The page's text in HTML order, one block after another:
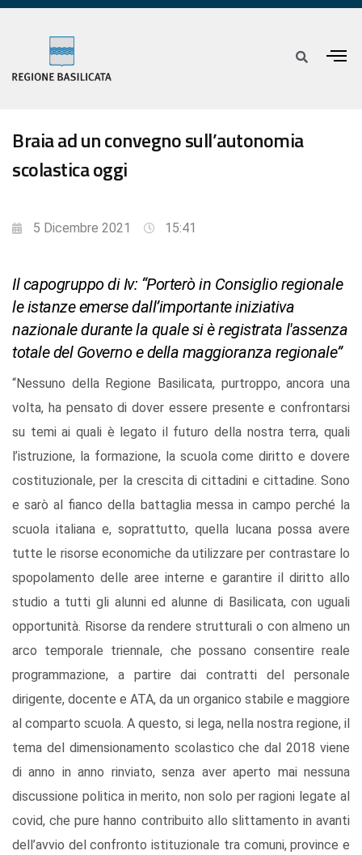
Braia ad un convegno sull’autonomia
scolastica oggi
5 Dicembre 2021 15:41
Il capogruppo di Iv: “Porterò in Consiglio regionale
le istanze emerse dall’importante iniziativa
nazionale durante la quale si è registrata l'assenza
totale del Governo e della maggioranza regionale”
“Nessuno della Regione Basilicata, purtroppo, ancora una
volta, ha pensato di dover essere presente e confrontarsi
su temi ai quali è legato il futuro della nostra terra, quali
l’istruzione, la formazione, la scuola come diritto e dovere
costituzionale, per la crescita di cittadini e cittadine. Sono
e sarò al fianco della battaglia messa in campo perché la
scuola italiana e, soprattutto, quella lucana possa avere
tutte le risorse economiche da utilizzare per contrastare lo
spopolamento delle aree interne e garantire il diritto allo
studio a tutti gli alunni ed alunne di Basilicata, con uguali
opportunità. Risorse da rendere strutturali o con almeno un
arco temporale triennale, che possano consentire reale
programmazione, a partire dai contratti del personale
dirigente, docente e ATA, da un organico stabile e maggiore
al comparto scuola. A questo, si lega, nella nostra regione, il
tema del dimensionamento scolastico che dal 2018 viene
di anno in anno rinviato, senza aver aperto mai nessuna
discussione politica in merito, non solo per ragioni legate al
covid, che pure hanno contribuito allo slittamento in avanti
dell’avvio del confronto istituzionale tra comuni, province e